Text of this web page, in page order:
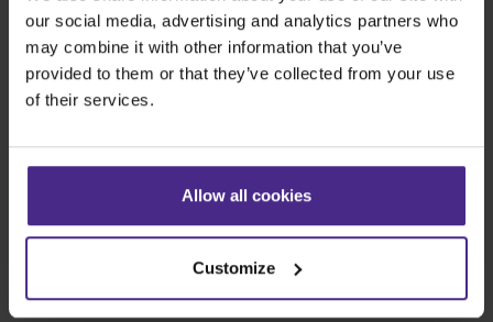
our social media, advertising and analytics partners who
may combine it with other information that you’ve
provided to them or that they’ve collected from your use
of their services.
Allow all cookies
Customize
Share:
Le macchine da taglio migliori al mondo
Excalibur 3S
Evolution3™ cutters
Gamma Evolution3™